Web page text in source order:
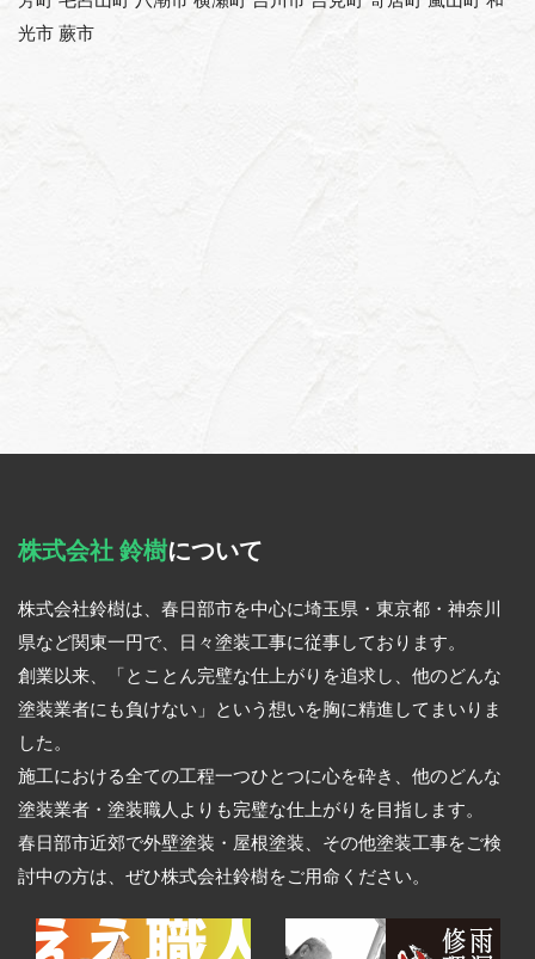
光市 蕨市
株式会社 鈴樹について
株式会社鈴樹は、春日部市を中心に埼玉県・東京都・神奈川
県など関東一円で、日々塗装工事に従事しております。
創業以来、「とことん完璧な仕上がりを追求し、他のどんな
塗装業者にも負けない」という想いを胸に精進してまいりま
した。
施工における全ての工程一つひとつに心を砕き、他のどんな
塗装業者・塗装職人よりも完璧な仕上がりを目指します。
春日部市近郊で外壁塗装・屋根塗装、その他塗装工事をご検
討中の方は、ぜひ株式会社鈴樹をご用命ください。